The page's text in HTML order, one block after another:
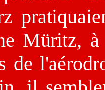
Müritz,
de